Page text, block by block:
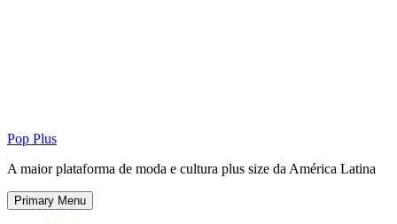
Pop Plus
A maior plataforma de moda e cultura plus size da América Latina
Primary Menu